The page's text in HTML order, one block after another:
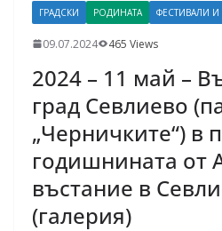
ГРАДСКИ РОДИНАТА ФЕСТИВАЛИ И
09.07.2024 465 Views
2024 – 11 май –
град Севлиево
„Черничките“) в
годишнината от
въстание в
(галерия)